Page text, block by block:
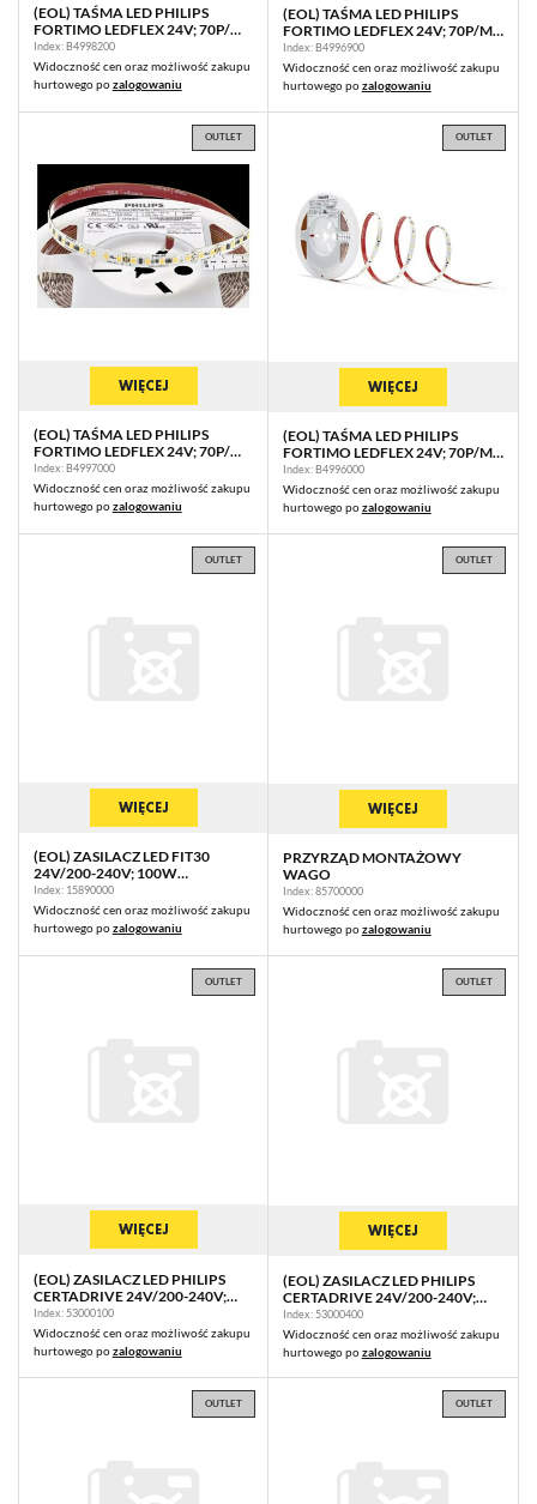
(EOL) TAŚMA LED PHILIPS
FORTIMO LEDFLEX 24V; 70P/M;
1500LM/M; 840 C10 G1 5M (P)
Index: B4998200
Widoczność cen oraz możliwość zakupu
hurtowego pozalogowaniu
(EOL) TAŚMA LED PHILIPS
FORTIMO LEDFLEX 24V; 70P/M;
2000LM/M; 830 C10 G1 5M (P)
Index: B4996900
Widoczność cen oraz możliwość zakupu
hurtowego pozalogowaniu
OUTLET
WIĘCEJ
(EOL) TAŚMA LED PHILIPS
FORTIMO LEDFLEX 24V; 70P/M;
2000LM/M; 840 C10 G1 5M (P)
Index: B4997000
Widoczność cen oraz możliwość zakupu
hurtowego pozalogowaniu
OUTLET
WIĘCEJ
(EOL) TAŚMA LED PHILIPS
FORTIMO LEDFLEX 24V; 70P/M;
2500LM/M; 830 C10 G1 5M (P)
Index: B4996000
Widoczność cen oraz możliwość zakupu
hurtowego pozalogowaniu
OUTLET
WIĘCEJ
(EOL) ZASILACZ LED FIT30
24V/200-240V; 100W
[FTPC100V24-S]
Index: 15890000
Widoczność cen oraz możliwość zakupu
hurtowego pozalogowaniu
OUTLET
WIĘCEJ
PRZYRZĄD MONTAŻOWY
WAGO
Index: 85700000
Widoczność cen oraz możliwość zakupu
hurtowego pozalogowaniu
OUTLET
WIĘCEJ
(EOL) ZASILACZ LED PHILIPS
CERTADRIVE 24V/200-240V;
35W
Index: 53000100
Widoczność cen oraz możliwość zakupu
hurtowego pozalogowaniu
OUTLET
WIĘCEJ
(EOL) ZASILACZ LED PHILIPS
CERTADRIVE 24V/200-240V;
120W
Index: 53000400
Widoczność cen oraz możliwość zakupu
hurtowego pozalogowaniu
OUTLET OUTLET